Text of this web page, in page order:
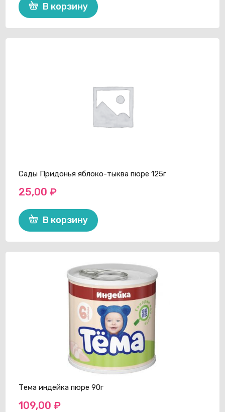
В корзину
Сады Придонья яблоко-тыква пюре 125г
25,00₽
В корзину
Тема индейка пюре 90г
109,00₽